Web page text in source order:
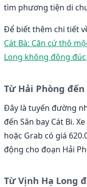
tìm phương tiện di
Để biết thêm chi tiết
Cát Bà: Căn cứ thô
Long không đông đúc.
Từ Hải Phòng đến
Đây là tuyến đường
đến Sân bay Cát Bi.
hoặc Grab có giá
động cho đoạn Hải
Từ Vịnh Hạ Long